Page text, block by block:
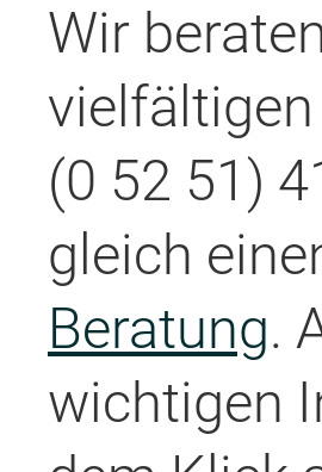
Wir
(0 52 51)
gleich
Beratung.
wichtigen